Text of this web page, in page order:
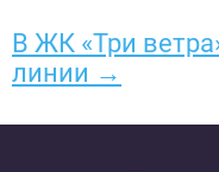
В ЖК «Три
линии →